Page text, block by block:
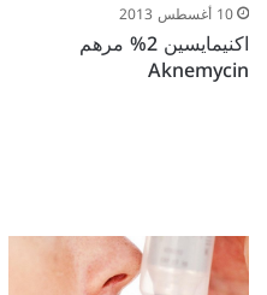
10 أغسطس 2013
اكنيمايسين 2% مرهم
Aknemycin